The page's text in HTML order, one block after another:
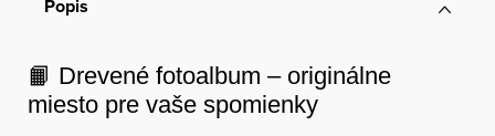
Popis
📙 Drevené fotoalbum – originálne
miesto pre vaše spomienky